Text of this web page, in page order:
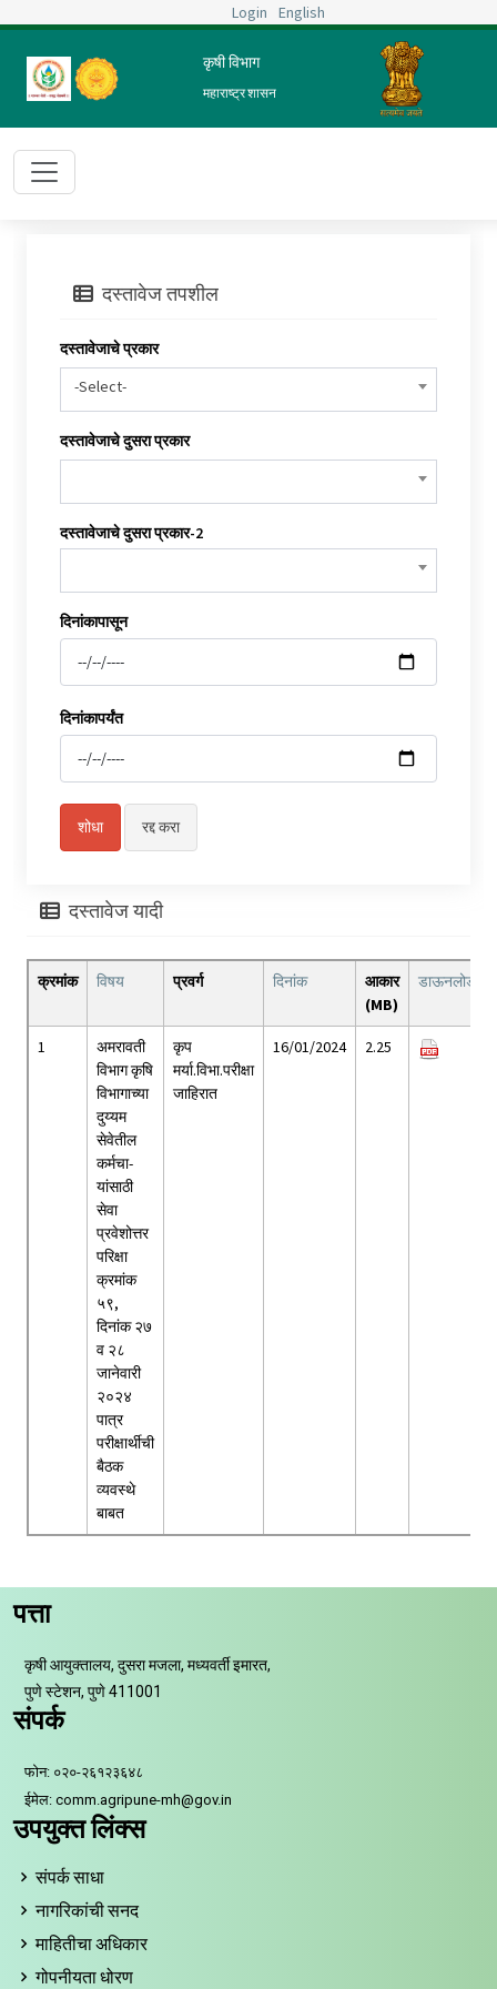
Login English
कृषी विभाग
महाराष्ट्र शासन
दस्तावेज तपशील
दस्तावेजाचे प्रकार
-Select-
दस्तावेजाचे दुसरा प्रकार
दस्तावेजाचे दुसरा प्रकार-2
दिनांकापासून
दिनांकापर्यंत
दस्तावेज यादी
क्रमांक विषय प्रवर्ग दिनांक
आकार
(MB)
डाऊनलोड
1
अमरावती
विभाग कृषि
विभागाच्या
दुय्यम
सेवेतील
कर्मचा-
यांसाठी
सेवा
प्रवेशोत्तर
परिक्षा
क्रमांक
५९,
दिनांक २७
व २८
जानेवारी
२०२४
पात्र
परीक्षार्थीची
बैठक
व्यवस्थे
बाबत
कृप
मर्या.विभा.परीक्षा
जाहिरात
16/01/2024 2.25
पत्ता
कृषी आयुक्तालय, दुसरा मजला, मध्यवर्ती इमारत,
पुणे स्टेशन, पुणे 411001
संपर्क
फोन: ०२०-२६१२३६४८
ईमेल: comm.agripune-mh@gov.in
उपयुक्त लिंक्स
संपर्क साधा
नागरिकांची सनद
माहितीचा अधिकार
गोपनीयता धोरण